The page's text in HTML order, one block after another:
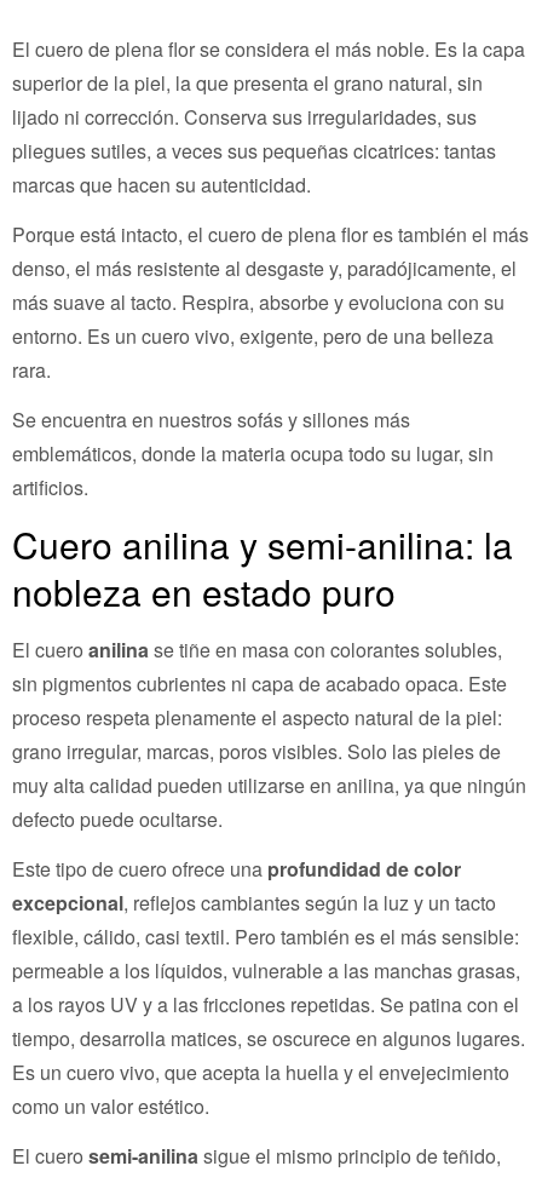
El cuero de plena flor se considera el más noble. Es la capa
superior de la piel, la que presenta el grano natural, sin
lijado ni corrección. Conserva sus irregularidades, sus
pliegues sutiles, a veces sus pequeñas cicatrices: tantas
marcas que hacen su autenticidad.
Porque está intacto, el cuero de plena flor es también el más
denso, el más resistente al desgaste y, paradójicamente, el
más suave al tacto. Respira, absorbe y evoluciona con su
entorno. Es un cuero vivo, exigente, pero de una belleza
rara.
Se encuentra en nuestros sofás y sillones más
emblemáticos, donde la materia ocupa todo su lugar, sin
artificios.
Cuero anilina y semi-anilina: la
nobleza en estado puro
El cuero anilinase tiñe en masa con colorantes solubles,
sin pigmentos cubrientes ni capa de acabado opaca. Este
proceso respeta plenamente el aspecto natural de la piel:
grano irregular, marcas, poros visibles. Solo las pieles de
muy alta calidad pueden utilizarse en anilina, ya que ningún
defecto puede ocultarse.
Este tipo de cuero ofrece una profundidad de color
excepcional, reflejos cambiantes según la luz y un tacto
flexible, cálido, casi textil. Pero también es el más sensible:
permeable a los líquidos, vulnerable a las manchas grasas,
a los rayos UV y a las fricciones repetidas. Se patina con el
tiempo, desarrolla matices, se oscurece en algunos lugares.
Es un cuero vivo, que acepta la huella y el envejecimiento
como un valor estético.
El cuero semi-anilinasigue el mismo principio de teñido,